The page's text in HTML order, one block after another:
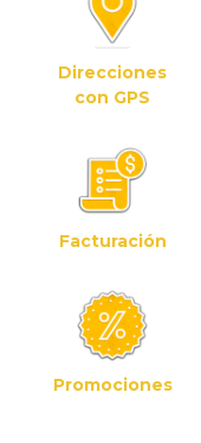
Direcciones
con GPS
Facturación
Promociones